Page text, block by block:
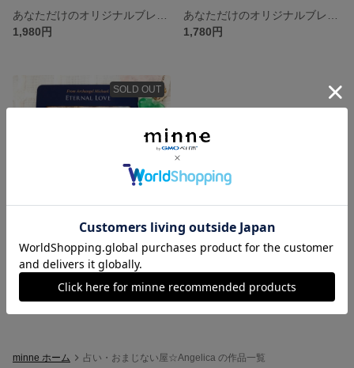
1,980円
1,780円
SOLD OUT
【お試し】ワンオラクルカードメッセージ
500円
minne ホーム 占い・おまじない屋☆Angelica の作品一覧